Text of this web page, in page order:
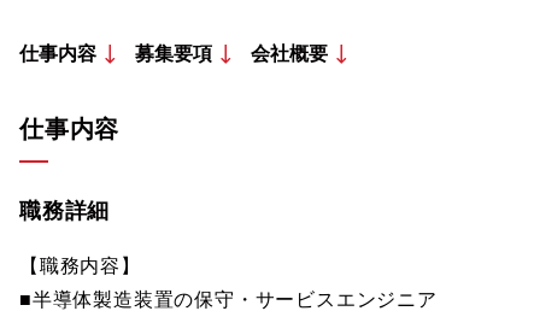
仕事内容 募集要項 会社概要
仕事内容
職務詳細
【職務内容】
■半導体製造装置の保守・サービスエンジニア